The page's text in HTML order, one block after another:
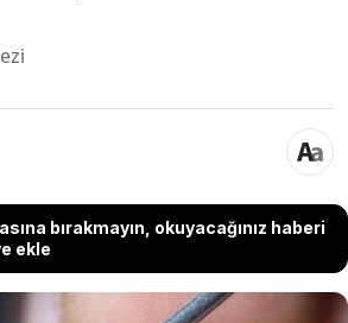
bırakmayın, okuyacağınız haberi
ekle